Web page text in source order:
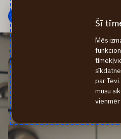
Galvenā
izvēlne
Pāriet
saturu
Šī
Mēs
par
mūsu
vienmēr